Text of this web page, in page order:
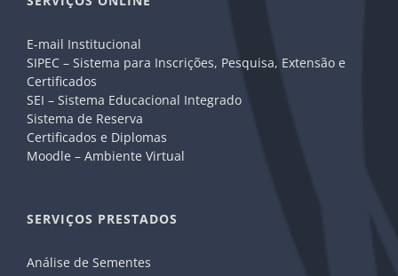
E-mail Institucional
SIPEC – Sistema para Inscrições, Pesquisa, Extensão e
Certificados
SEI – Sistema Educacional Integrado
Sistema de Reserva
Certificados e Diplomas
Moodle – Ambiente Virtual
SERVIÇOS PRESTADOS
Análise de Sementes